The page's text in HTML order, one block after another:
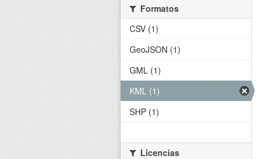
Formatos
CSV (1)
GeoJSON (1)
GML (1)
KML (1)
SHP (1)
Licencias